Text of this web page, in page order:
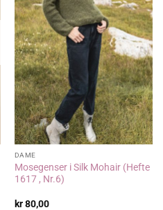
DAME
Mosegenser i Silk Mohair (Hefte
1617 , Nr.6)
kr80,00